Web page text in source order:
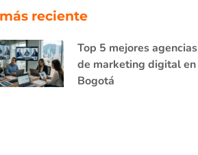
reciente
Top 5 mejores agencias
de marketing digital en
Bogotá